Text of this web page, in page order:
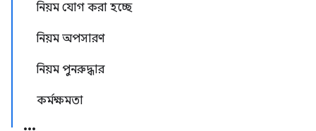
নিয়ম যোগ করা হচ্ছে
নিয়ম অপসারণ
নিয়ম পুনরুদ্ধার
কর্মক্ষমতা